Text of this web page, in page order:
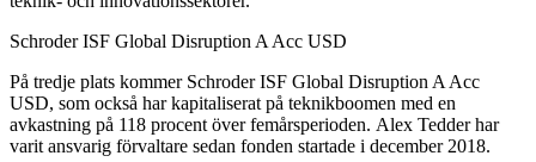
Schroder ISF Global Disruption A Acc USD
På tredje plats kommer Schroder ISF Global Disruption A Acc
USD, som också har kapitaliserat på teknikboomen med en
avkastning på 118 procent över femårsperioden. Alex Tedder har
varit ansvarig förvaltare sedan fonden startade i december 2018.